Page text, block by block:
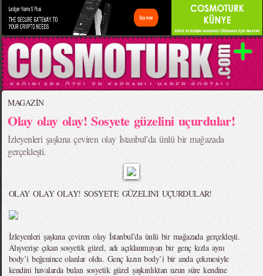
MAGAZİN
Olay olay olay! Sosyete güzelini uçurdular!
İzleyenleri şaşkına çeviren olay İstanbul’da ünlü bir mağazada
gerçekleşti.
OLAY OLAY OLAY! SOSYETE GÜZELINI UÇURDULAR!
İzleyenleri şaşkına çeviren olay İstanbul’da ünlü bir mağazada gerçekleşti.
Alışverişe çıkan sosyetik güzel, adı açıklanmayan bir genç kızla aynı
body’i beğenince olanlar oldu. Genç kızın body’i bir anda çekmesiyle
kendini havalarda bulan sosyetik güzel şaşkınlıktan uzun süre kendine